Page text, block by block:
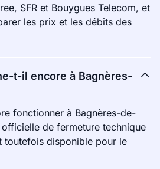
SFR et Bouygues Telecom, et
les prix et les débits des
t-il encore à Bagnères-
fonctionner à Bagnères-de-
de fermeture technique
toutefois disponible pour le